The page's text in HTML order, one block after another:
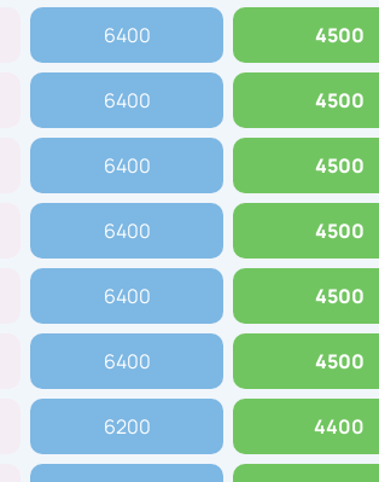
6400 4500
6400 4500
6400 4500
6400 4500
6400 4500
6400 4500
6200 4400